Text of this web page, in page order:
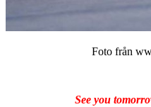
Foto från
See you